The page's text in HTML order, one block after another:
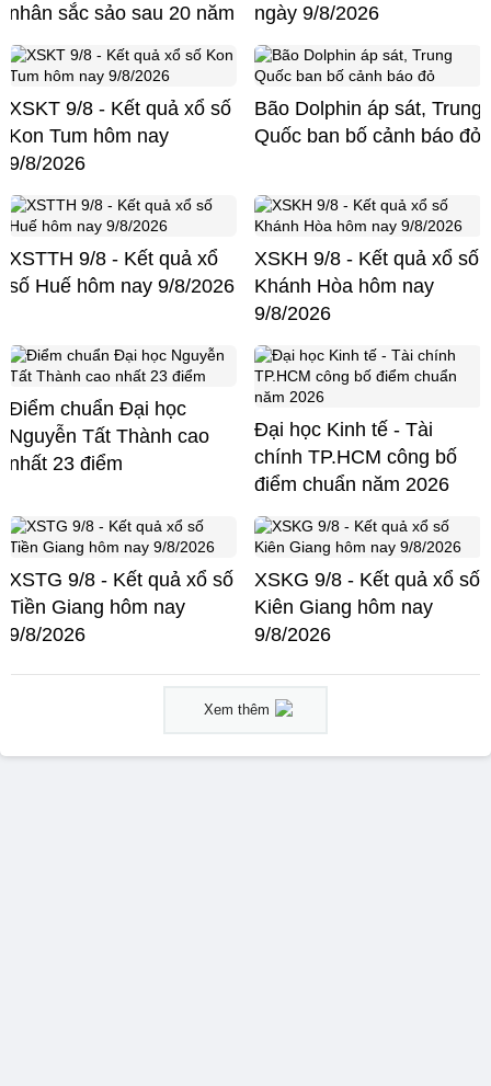
nhân sắc sảo sau 20 năm
ngày 9/8/2026
XSKT 9/8 - Kết quả xổ số
Kon Tum hôm nay
9/8/2026
Bão Dolphin áp sát, Trung
Quốc ban bố cảnh báo đỏ
XSTTH 9/8 - Kết quả xổ
số Huế hôm nay 9/8/2026
XSKH 9/8 - Kết quả xổ số
Khánh Hòa hôm nay
9/8/2026
Điểm chuẩn Đại học
Nguyễn Tất Thành cao
nhất 23 điểm
Đại học Kinh tế - Tài
chính TP.HCM công bố
điểm chuẩn năm 2026
XSTG 9/8 - Kết quả xổ số
Tiền Giang hôm nay
9/8/2026
XSKG 9/8 - Kết quả xổ số
Kiên Giang hôm nay
9/8/2026
Xem thêm